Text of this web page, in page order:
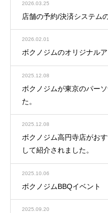
2026.03.25
店舗の予約/決済システム
2026.02.01
ボクノジムのオリジナル
2025.12.08
ボクノジムが東京のパー
た。
2025.12.08
ボクノジム高円寺店がお
して紹介されました。
2025.10.06
ボクノジムBBQイベント
2025.09.20